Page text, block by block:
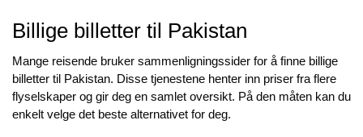
Billige billetter til Pakistan
Mange reisende bruker sammenligningssider for å finne billige
billetter til Pakistan. Disse tjenestene henter inn priser fra flere
flyselskaper og gir deg en samlet oversikt. På den måten kan du
enkelt velge det beste alternativet for deg.